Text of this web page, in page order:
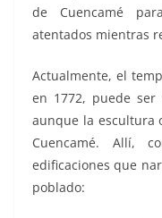
de Cuencamé
atentados mientras
Actualmente, el
en 1772, puede
aunque la escultura
Cuencamé. Allí,
edificaciones que
poblado: